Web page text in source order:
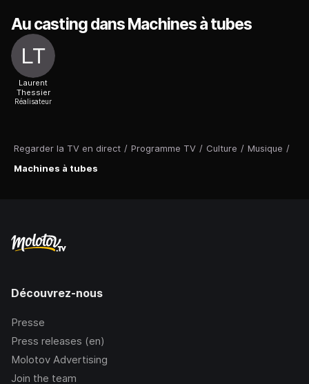
Regarder la TV en direct / Programme TV / Culture / Musique /
Machines à tubes
Au casting dans Machines à tubes
Laurent
Thessier
Réalisateur
Découvrez-nous
Presse
Press releases (en)
Molotov Advertising
Join the team